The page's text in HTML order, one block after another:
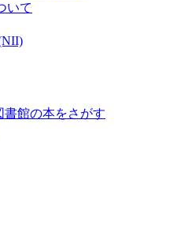
いて
書館の本をさがす